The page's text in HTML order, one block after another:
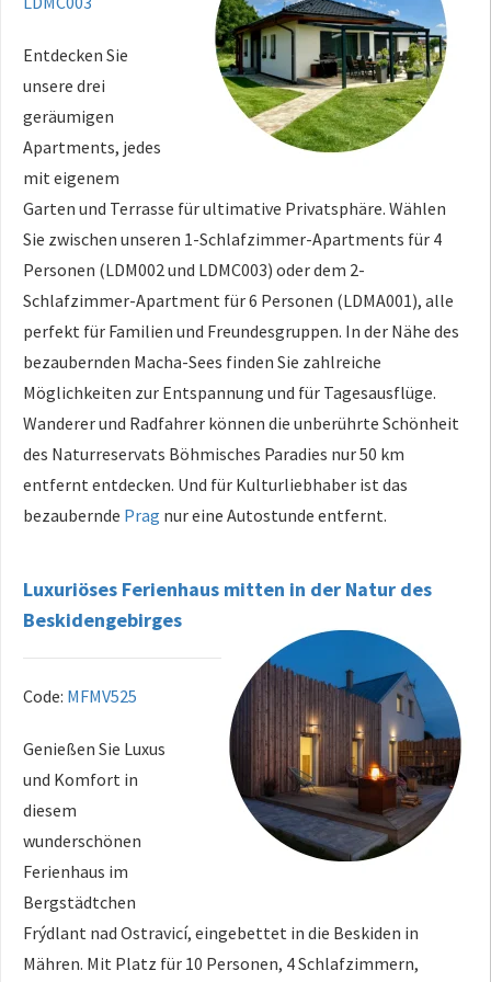
Entdecken Sie
unsere drei
geräumigen
Apartments, jedes
mit eigenem
Garten und Terrasse für ultimative Privatsphäre. Wählen
Sie zwischen unseren 1-Schlafzimmer-Apartments für 4
Personen (LDM002 und LDMC003) oder dem 2-
Schlafzimmer-Apartment für 6 Personen (LDMA001), alle
perfekt für Familien und Freundesgruppen. In der Nähe des
bezaubernden Macha-Sees finden Sie zahlreiche
Möglichkeiten zur Entspannung und für Tagesausflüge.
Wanderer und Radfahrer können die unberührte Schönheit
des Naturreservats Böhmisches Paradies nur 50 km
entfernt entdecken. Und für Kulturliebhaber ist das
bezaubernde Prag nur eine Autostunde entfernt.
Luxuriöses Ferienhaus mitten in der Natur des
Beskidengebirges
Code: MFMV525
Genießen Sie Luxus
und Komfort in
diesem
wunderschönen
Ferienhaus im
Bergstädtchen
Frýdlant nad Ostravicí, eingebettet in die Beskiden in
Mähren. Mit Platz für 10 Personen, 4 Schlafzimmern,